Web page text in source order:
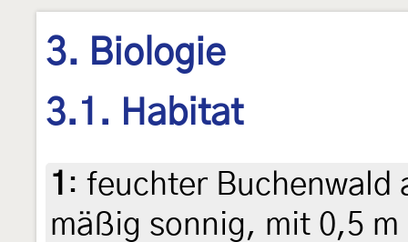
3. Biologie
3.1. Habitat
1 : feuchter Buchenwald
mäßig sonnig, mit 0,5